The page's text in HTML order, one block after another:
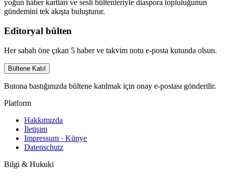
yoğun haber kartları ve sesli bültenleriyle diaspora topluluğunun
gündemini tek akışta buluşturur.
Editoryal bülten
Her sabah öne çıkan 5 haber ve takvim notu e-posta kutunda olsun.
Bültene Katıl
Butona bastığınızda bültene katılmak için onay e-postası gönderilir.
Platform
Hakkımızda
İletişim
Impressum · Künye
Datenschutz
Bilgi & Hukuki